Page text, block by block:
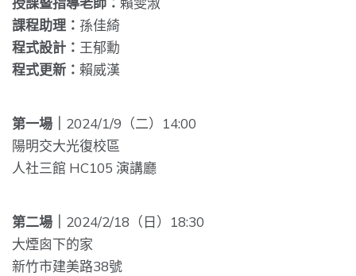
課程助理： 孫佳綺
程式設計： 王郁勳
程式更新： 賴威漢
第一場｜ 2024/1/9（二）14:00
陽明交大光復校區
人社三館 HC105 演講廳
第二場｜ 2024/2/18（日）18:30
大煙囪下的家
新竹市建美路38號